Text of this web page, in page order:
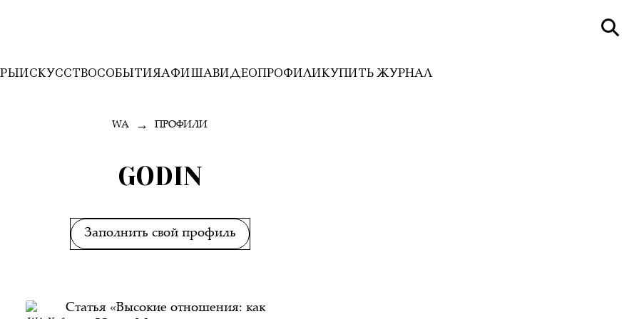
ИСКУССТВОСОБЫТИЯАФИШАВИДЕОПРОФИЛИКУПИТЬ ЖУРНАЛ
WA → ПРОФИЛИ
GODIN
Заполнить свой профиль